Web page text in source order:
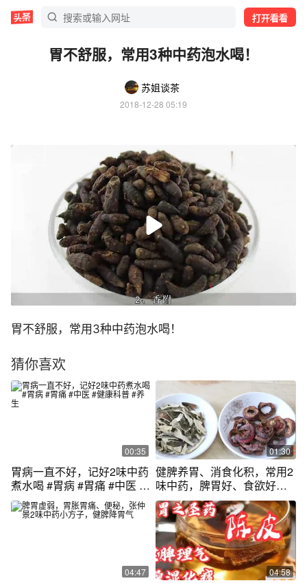
打开看看
胃不舒服，常用3种中药泡水喝！
苏姐谈茶
2018-12-28 05:19
胃不舒服，常用3种中药泡水喝！
猜你喜欢
00:35
胃病一直不好，记好2味中药
煮水喝 #胃病 #胃痛 #中医 #
健康科普 #养生
01:30
健脾养胃、消食化积，常用2
味中药，脾胃好、食欲好、
身体更好！
04:47 04:58